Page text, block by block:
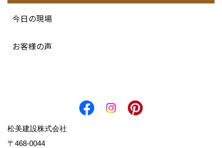
今日の現場
お客様の声
松美建設株式会社
〒468-0044